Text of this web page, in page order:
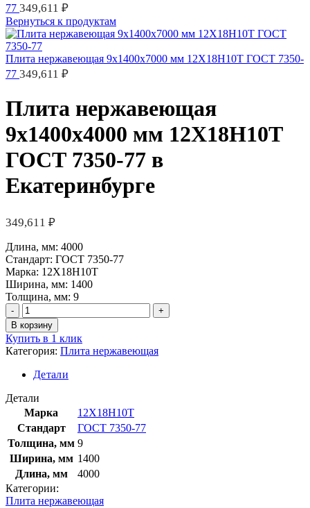
77 349,611 ₽
Вернуться к продуктам
Плита нержавеющая 9х1400х7000 мм 12Х18Н10Т ГОСТ 7350-
77 349,611 ₽
Плита нержавеющая
9х1400х4000 мм 12Х18Н10Т
ГОСТ 7350-77 в
Екатеринбурге
349,611 ₽
Длина, мм: 4000
Стандарт: ГОСТ 7350-77
Марка: 12Х18Н10Т
Ширина, мм: 1400
Толщина, мм: 9
Количество
товара
Плита
нержавеющая
9х1400х4000
мм
12Х18Н10Т
ГОСТ
7350-
В корзину
Купить в 1 клик
Категория: Плита нержавеющая
Детали
Детали
Марка
12Х18Н10Т
Стандарт
ГОСТ 7350-77
Толщина, мм 9
Ширина, мм 1400
Длина, мм
4000
Категории:
Плита нержавеющая